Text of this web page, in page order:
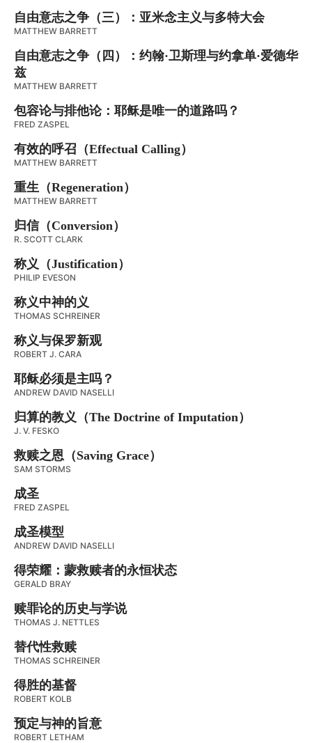
自由意志之争（三）：亚米念主义与多特大会
MATTHEW BARRETT
自由意志之争（四）：约翰·卫斯理与约拿单·爱德华
兹
MATTHEW BARRETT
包容论与排他论：耶稣是唯一的道路吗？
FRED ZASPEL
有效的呼召（Effectual Calling）
MATTHEW BARRETT
重生（Regeneration）
MATTHEW BARRETT
归信（Conversion）
R. SCOTT CLARK
称义（Justification）
PHILIP EVESON
称义中神的义
THOMAS SCHREINER
称义与保罗新观
ROBERT J. CARA
耶稣必须是主吗？
ANDREW DAVID NASELLI
归算的教义（The Doctrine of Imputation）
J. V. FESKO
救赎之恩（Saving Grace）
SAM STORMS
成圣
FRED ZASPEL
成圣模型
ANDREW DAVID NASELLI
得荣耀：蒙救赎者的永恒状态
GERALD BRAY
赎罪论的历史与学说
THOMAS J. NETTLES
替代性救赎
THOMAS SCHREINER
得胜的基督
ROBERT KOLB
预定与神的旨意
ROBERT LETHAM